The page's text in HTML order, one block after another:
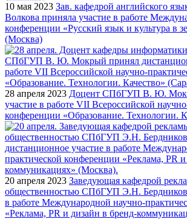
10 мая 2023 Зав. кафедрой английского
Волкова приняла участие в работе
конференции «Русский язык и культура в
(Москва)
28 апреля 2023 Доцент СПбГУП В. Ю.
участие в работе VII Всероссийской
конференции «Образование. Технологии.
20 апреля 2023 Заведующая кафедрой
общественностью СПбГУП Э.Н.
в работе Международной научно-
«Реклама, PR и дизайн в бренд-